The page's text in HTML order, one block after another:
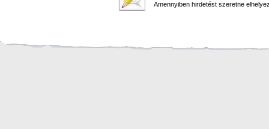
Amennyiben hirdetést szeretne